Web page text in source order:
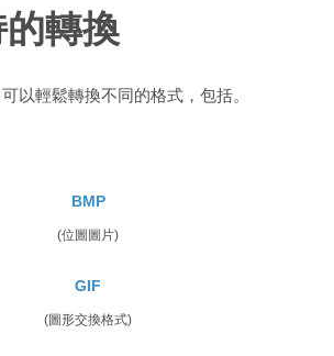
轉換
以輕鬆轉換不同的格式，包括。
BMP
(位圖圖片)
GIF
(圖形交換格式)